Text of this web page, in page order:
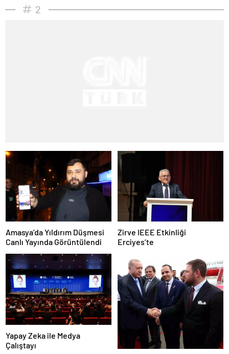
2
Amasya’da Yıldırım Düşmesi
Canlı Yayında Görüntülendi
Zirve IEEE Etkinliği
Erciyes’te
Yapay Zeka ile Medya
Çalıştayı